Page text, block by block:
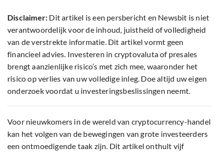
Disclaimer: Dit artikel is een persbericht en Newsbit is niet
verantwoordelijk voor de inhoud, juistheid of volledigheid
van de verstrekte informatie. Dit artikel vormt geen
financieel advies. Investeren in cryptovaluta of presales
brengt aanzienlijke risico’s met zich mee, waaronder het
risico op verlies van uw volledige inleg. Doe altijd uw eigen
onderzoek voordat u investeringsbeslissingen neemt.
Voor nieuwkomers in de wereld van cryptocurrency-handel
kan het volgen van de bewegingen van grote investeerders
een ontmoedigende taak zijn. Dit artikel onthult vijf